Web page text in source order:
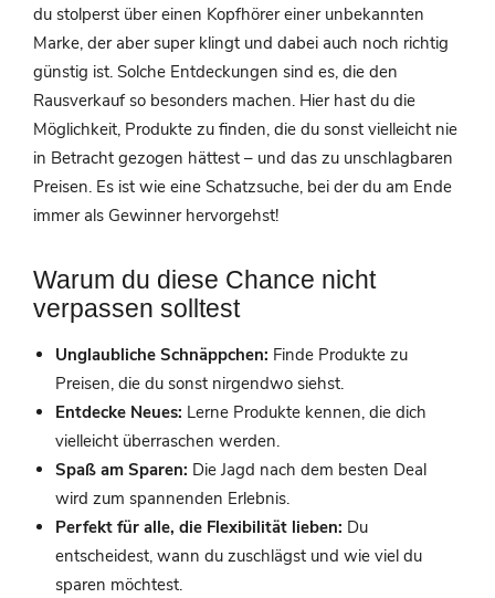
du stolperst über einen Kopfhörer einer unbekannten
Marke, der aber super klingt und dabei auch noch richtig
günstig ist. Solche Entdeckungen sind es, die den
Rausverkauf so besonders machen. Hier hast du die
Möglichkeit, Produkte zu finden, die du sonst vielleicht nie
in Betracht gezogen hättest – und das zu unschlagbaren
Preisen. Es ist wie eine Schatzsuche, bei der du am Ende
immer als Gewinner hervorgehst!
Warum du diese Chance nicht
verpassen solltest
Unglaubliche Schnäppchen: Finde Produkte zu
Preisen, die du sonst nirgendwo siehst.
Entdecke Neues: Lerne Produkte kennen, die dich
vielleicht überraschen werden.
Spaß am Sparen: Die Jagd nach dem besten Deal
wird zum spannenden Erlebnis.
Perfekt für alle, die Flexibilität lieben: Du
entscheidest, wann du zuschlägst und wie viel du
sparen möchtest.